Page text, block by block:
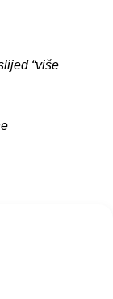
“više